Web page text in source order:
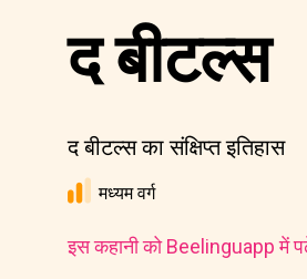
द बीटल्स
द बीटल्स का संक्षिप्त इतिहास
मध्यम वर्ग
इस कहानी को Beelinguapp में